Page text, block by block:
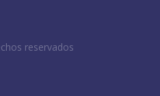
reservados